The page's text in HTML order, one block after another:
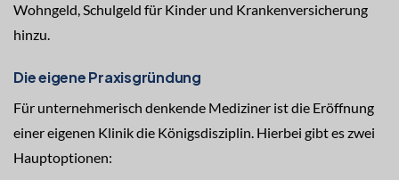
Wohngeld, Schulgeld für Kinder und Krankenversicherung
hinzu.
Die eigene Praxisgründung
Für unternehmerisch denkende Mediziner ist die Eröffnung
einer eigenen Klinik die Königsdisziplin. Hierbei gibt es zwei
Hauptoptionen: